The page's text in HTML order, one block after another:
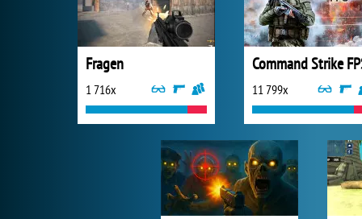
Fragen
1 716x
Command Strike
11 799x